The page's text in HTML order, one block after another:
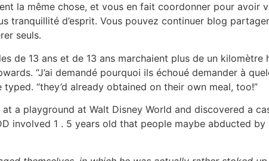
la même chose, et vous en fait coordonner pour avoir
tranquillité d’esprit. Vous pouvez continuer blog
seuls.
de 13 ans et de 13 ans marchaient plus de un kilomètre
“J’ai demandé pourquoi ils échoué demander à
typed. “they’d already obtained on their own meal, too!”
a playground at Walt Disney World and discovered a
involved 1 . 5 years old that people maybe abducted by